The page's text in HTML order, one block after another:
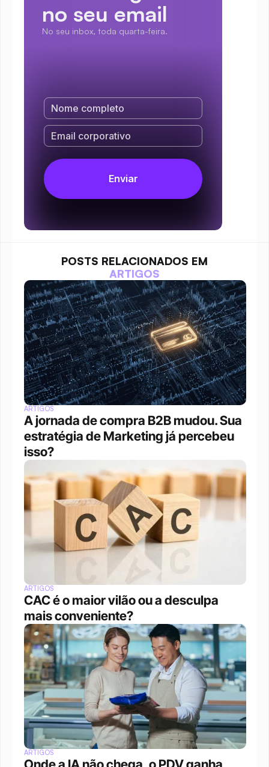
no seu email
No seu inbox, toda quarta-feira.
POSTS RELACIONADOS EM
ARTIGOS
ARTIGOS
A jornada de compra B2B mudou. Sua
estratégia de Marketing já percebeu
isso?
ARTIGOS
CAC é o maior vilão ou a desculpa
mais conveniente?
ARTIGOS